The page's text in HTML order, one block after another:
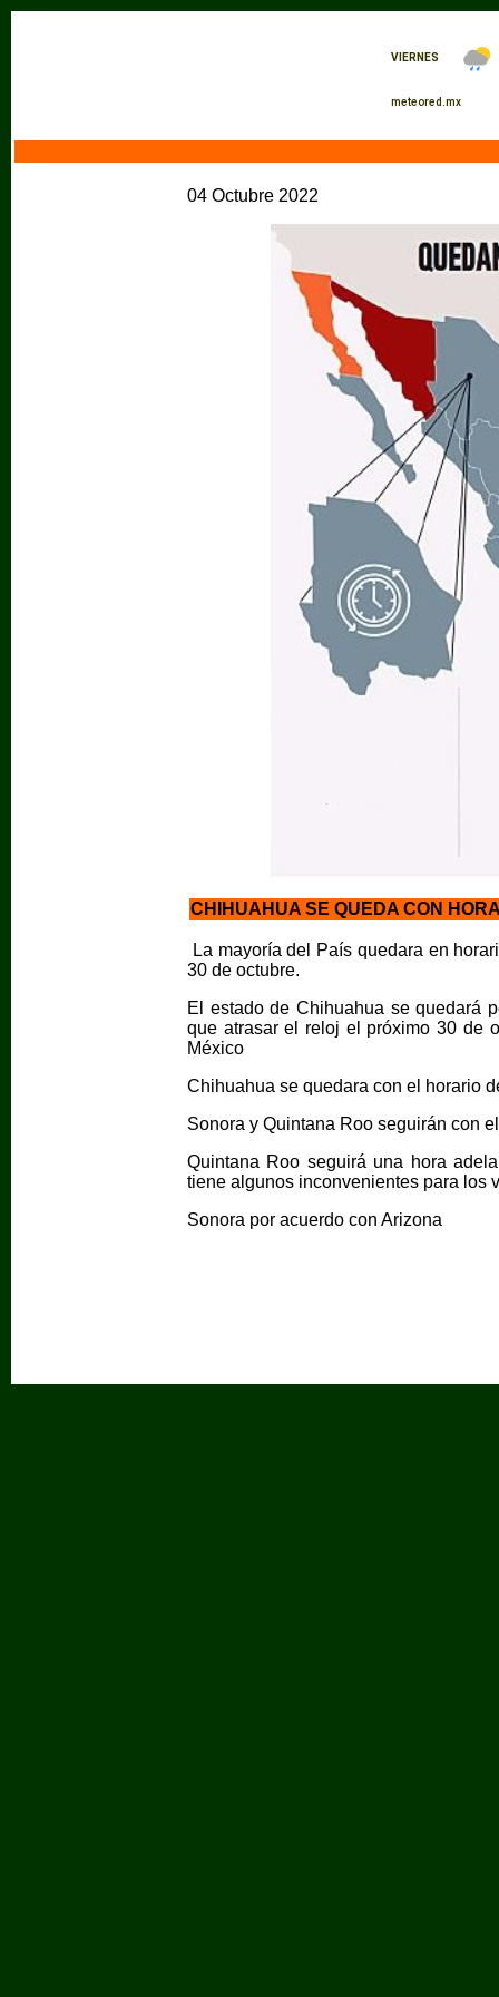
04 Octubre 2022
CHIHUAHUA SE QUEDA CON
La mayoría del País quedara en
30 de octubre.
El estado de Chihuahua se quedará
que atrasar el reloj el próximo 30 de
México
Chihuahua se quedara con el horario
Sonora y Quintana Roo seguirán con
Quintana Roo seguirá una hora
tiene algunos inconvenientes para los
Sonora por acuerdo con Arizona